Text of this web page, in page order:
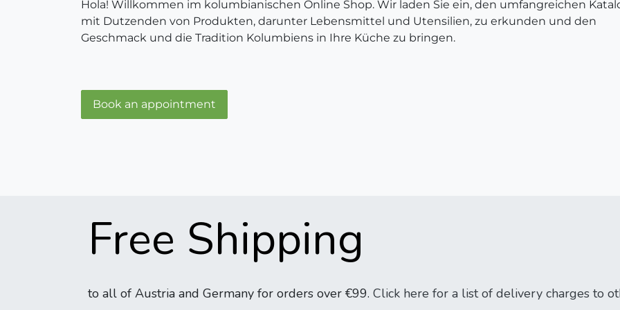
Hola! Willkommen im kolumbianischen Online Shop. Wir laden Sie ein, den umfangreichen
mit Dutzenden von Produkten, darunter Lebensmittel und Utensilien, zu erkunden und den
Geschmack und die Tradition Kolumbiens in Ihre Küche zu bringen.​
Book an appointment
Free Shipping​
to all of Austria and Germany for orders o​ver €99. Click here for a list of delivery charges to